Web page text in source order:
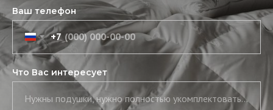
Ваш телефон
+7
Что Вас интересует
Нужны подушки, нужно полностью укомплектовать постель, нужны скатерть и салфетки